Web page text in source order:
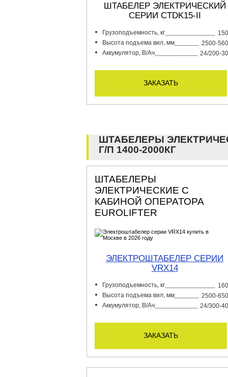
ШТАБЕЛЕР ЭЛЕКТРИЧЕСКИЙ
СЕРИИ CTDK15-II
Грузоподъемность, кг
Высота подъема вил, мм
2500-
Аккумулятор, В/Ач
24/200-
заказать
ШТАБЕЛЕРЫ
Г/П 1400-2000КГ
ШТАБЕЛЕРЫ
ЭЛЕКТРИЧЕСКИЕ С
КАБИНОЙ ОПЕРАТОРА
EUROLIFTER
ЭЛЕКТРОШТАБЕЛЕР СЕРИИ
VRX14
Грузоподъемность, кг
Высота подъема вил, мм
2500-
Аккумулятор, В/Ач
24/300-
заказать